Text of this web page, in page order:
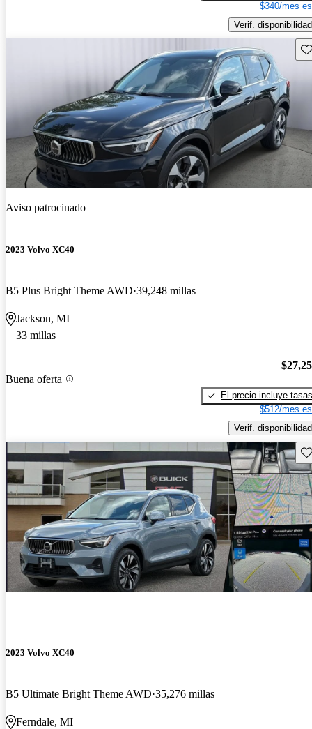
$340/mes
Verif. disponibilidad
Aviso patrocinado
2023 Volvo XC40
B5 Plus Bright Theme AWD 39,248 millas
Jackson, MI
33 millas
Buena oferta
El precio incluye tasas
$512/mes
Verif. disponibilidad
2023 Volvo XC40
B5 Ultimate Bright Theme AWD 35,276 millas
Ferndale, MI